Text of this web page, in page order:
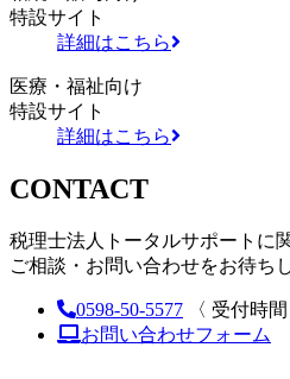
特設サイト
詳細はこちら
医療・福祉向け
特設サイト
詳細はこちら
CONTACT
税理士法人トータルサポートに
ご相談・お問い合わせをお待ち
0598-50-5577
〈 受付時
お問い合わせフォーム